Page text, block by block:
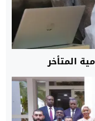
المتأخر